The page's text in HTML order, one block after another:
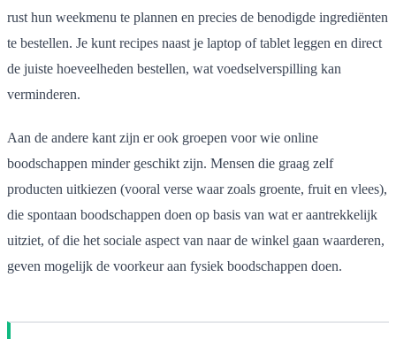
rust hun weekmenu te plannen en precies de benodigde ingrediënten
te bestellen. Je kunt recipes naast je laptop of tablet leggen en direct
de juiste hoeveelheden bestellen, wat voedselverspilling kan
verminderen.
Aan de andere kant zijn er ook groepen voor wie online
boodschappen minder geschikt zijn. Mensen die graag zelf
producten uitkiezen (vooral verse waar zoals groente, fruit en vlees),
die spontaan boodschappen doen op basis van wat er aantrekkelijk
uitziet, of die het sociale aspect van naar de winkel gaan waarderen,
geven mogelijk de voorkeur aan fysiek boodschappen doen.